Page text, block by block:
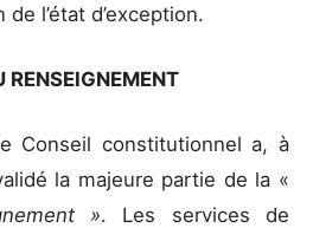
l’état d’exception.
Conseil constitutionnel a, à
la majeure partie de la «
». Les services de